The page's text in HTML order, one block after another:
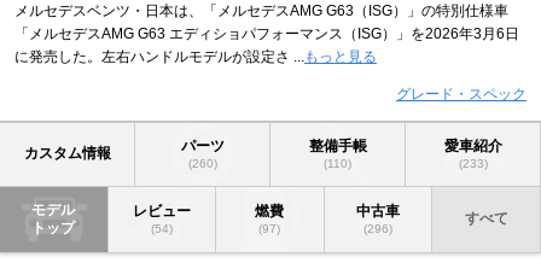
メルセデスベンツ・日本は、「メルセデスAMG G63（ISG）」の特別仕様車
「メルセデスAMG G63 エディショパフォーマンス（ISG）」を2026年3月6日
に発売した。左右ハンドルモデルが設定さ ...
もっと見る
グレード・スペック
カスタム情報 パーツ
(260)
整備手帳
(110)
愛車紹介
(233)
モデル
トップ
レビュー
(54)
燃費
(97)
中古車
(296)
すべて